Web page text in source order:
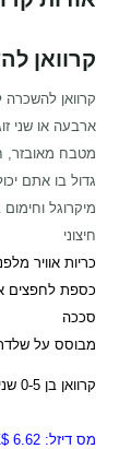
קרוואן
קרוואן
ארבעה או שני
גדול בו אתם
חיצוני
כריות אוויר
כספת לחפצים
סככה
מבוסס על
קרוואן בן 0-5 שנים
מס דיזל: 6.62 $NZ לכל 100 ק"מ